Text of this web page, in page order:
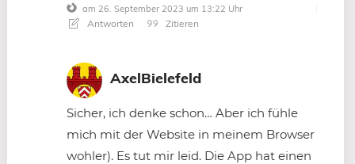
am 26. September 2023 um 13:22 Uhr
Antworten Zitieren
AxelBielefeld
Sicher, ich denke schon… Aber ich fühle
mich mit der Website in meinem Browser
wohler). Es tut mir leid. Die App hat einen